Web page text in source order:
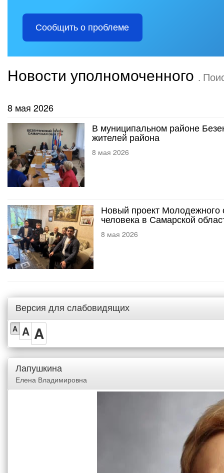
Сообщить о проблеме
Новости уполномоченного .
8 мая 2026
В муниципальном районе
жителей района
8 мая 2026
Новый проект Молодежного
человека в Самарской
8 мая 2026
Версия для слабовидящих
A A A
Лапушкина
Елена Владимировна